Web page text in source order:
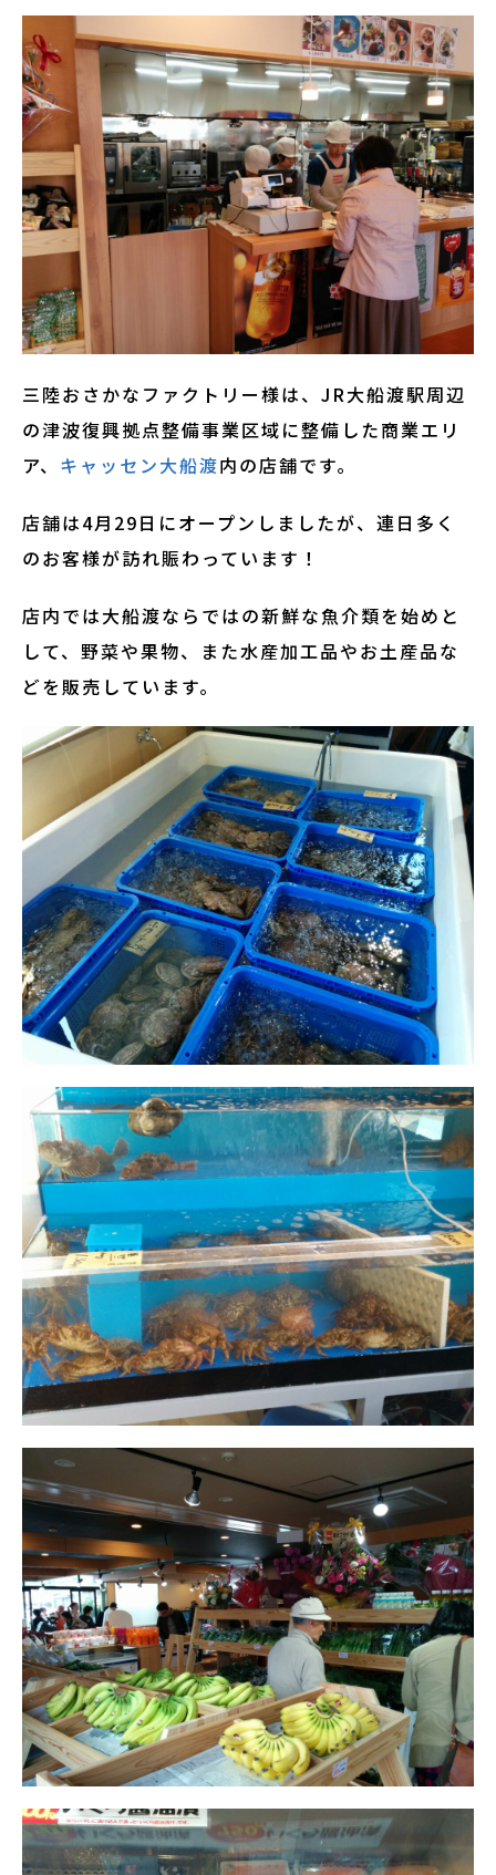
三陸おさかなファクトリー様は、JR大船渡駅周辺
の津波復興拠点整備事業区域に整備した商業エリ
ア、 キャッセン大船渡内の店舗です。
店舗は4月29日にオープンしましたが、連日多く
のお客様が訪れ賑わっています！
店内では大船渡ならではの新鮮な魚介類を始めと
して、野菜や果物、また水産加工品やお土産品な
どを販売しています。